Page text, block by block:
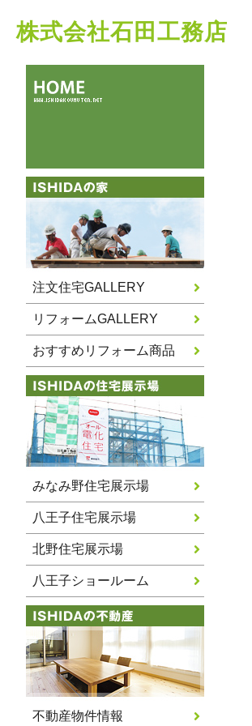
株式会社石田工務店
注文住宅GALLERY
リフォームGALLERY
おすすめリフォーム商品
みなみ野住宅展示場
八王子住宅展示場
北野住宅展示場
八王子ショールーム
不動産物件情報